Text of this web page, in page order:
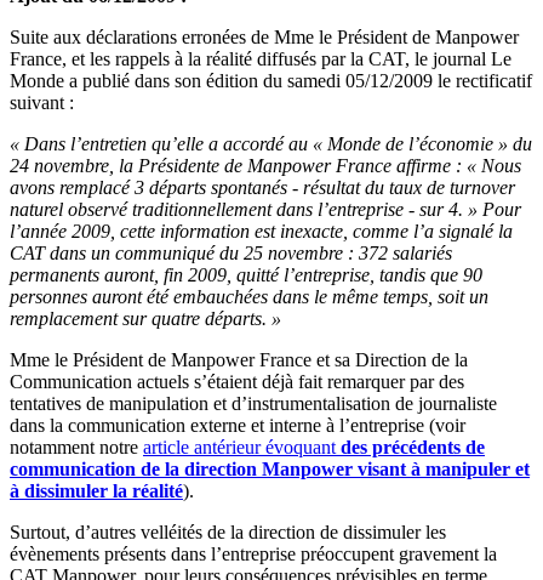
Suite aux déclarations erronées de Mme le Président de Manpower
France, et les rappels à la réalité diffusés par la CAT, le journal Le
Monde a publié dans son édition du samedi 05/12/2009 le rectificatif
suivant :
« Dans l’entretien qu’elle a accordé au « Monde de l’économie » du
24 novembre, la Présidente de Manpower France affirme : « Nous
avons remplacé 3 départs spontanés - résultat du taux de turnover
naturel observé traditionnellement dans l’entreprise - sur 4. » Pour
l’année 2009, cette information est inexacte, comme l’a signalé la
CAT dans un communiqué du 25 novembre : 372 salariés
permanents auront, fin 2009, quitté l’entreprise, tandis que 90
personnes auront été embauchées dans le même temps, soit un
remplacement sur quatre départs. »
Mme le Président de Manpower France et sa Direction de la
Communication actuels s’étaient déjà fait remarquer par des
tentatives de manipulation et d’instrumentalisation de journaliste
dans la communication externe et interne à l’entreprise (voir
notamment notre article antérieur évoquant des précédents de
communication de la direction Manpower visant à manipuler et
à dissimuler la réalité).
Surtout, d’autres velléités de la direction de dissimuler les
évènements présents dans l’entreprise préoccupent gravement la